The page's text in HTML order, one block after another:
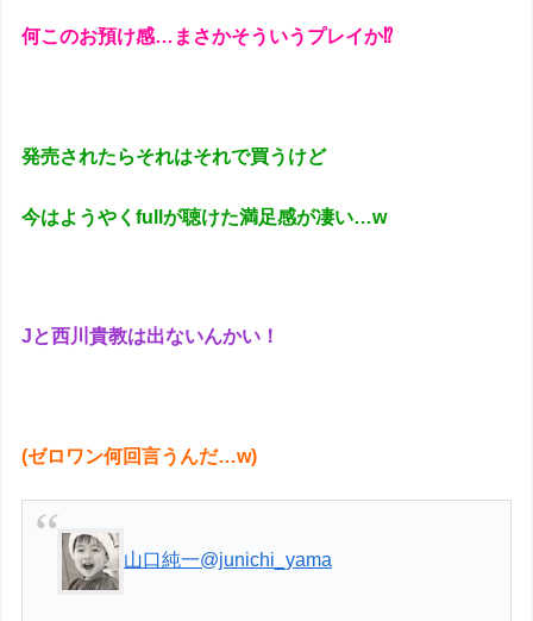
何このお預け感…まさかそういうプレイか⁉︎
発売されたらそれはそれで買うけど
今はようやくfullが聴けた満足感が凄い…w
Jと西川貴教は出ないんかい！
(ゼロワン何回言うんだ…w)
山口純一@junichi_yama